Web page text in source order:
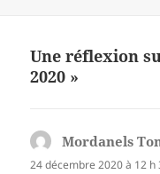
Une réflexion
2020 »
Mordanels
24 décembre 2020 à 12 h